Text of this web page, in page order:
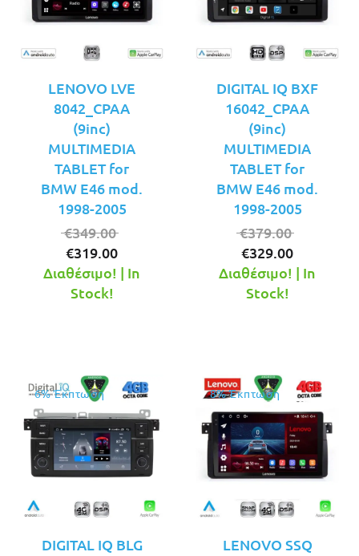
LENOVO LVE
8042_CPAA
(9inc)
MULTIMEDIA
TABLET for
BMW E46 mod.
1998-2005
€349.00
was:
€319.00
τρέχουσα
Διαθέσιμο! | In
Stock!
DIGITAL IQ BXF
16042_CPAA
(9inc)
MULTIMEDIA
TABLET for
BMW E46 mod.
1998-2005
€379.00
was:
€329.00
τρέχουσα
Διαθέσιμο! | In
Stock!
6% Έκπτωση
DIGITAL IQ BLG
8% Έκπτωση
LENOVO SSQ